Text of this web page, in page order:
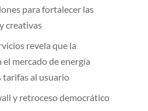
para fortalecer las
creativas
revela que la
mercado de energía
tarifas al usuario
y retroceso democrático